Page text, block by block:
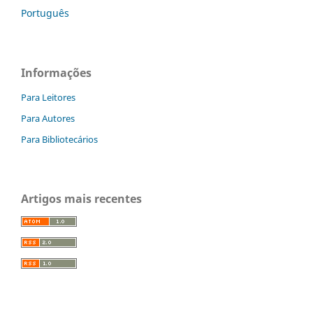
Português
Informações
Para Leitores
Para Autores
Para Bibliotecários
Artigos mais recentes